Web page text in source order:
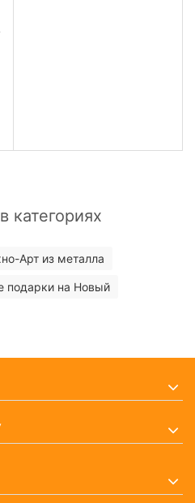
категориях
Арт из металла
подарки на Новый